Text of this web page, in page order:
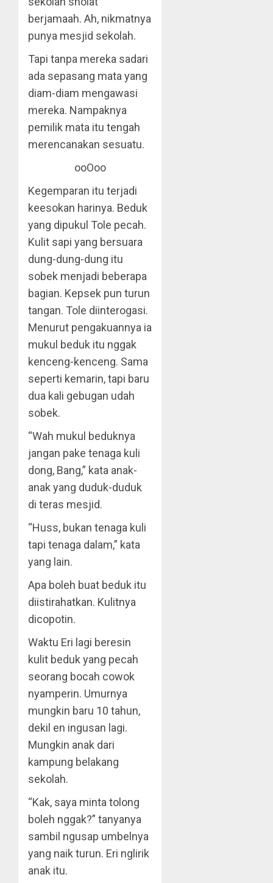
berjamaah. Ah, nikmatnya
punya mesjid sekolah.
Tapi tanpa mereka sadari
ada sepasang mata yang
diam-diam mengawasi
mereka. Nampaknya
pemilik mata itu tengah
merencanakan sesuatu.
ooOoo
Kegemparan itu terjadi
keesokan harinya. Beduk
yang dipukul Tole pecah.
Kulit sapi yang bersuara
dung-dung-dung itu
sobek menjadi beberapa
bagian. Kepsek pun turun
tangan. Tole diinterogasi.
Menurut pengakuannya ia
mukul beduk itu nggak
kenceng-kenceng. Sama
seperti kemarin, tapi baru
dua kali gebugan udah
sobek.
“Wah mukul beduknya
jangan pake tenaga kuli
dong, Bang,” kata anak-
anak yang duduk-duduk
di teras mesjid.
“Huss, bukan tenaga kuli
tapi tenaga dalam,” kata
yang lain.
Apa boleh buat beduk itu
diistirahatkan. Kulitnya
dicopotin.
Waktu Eri lagi beresin
kulit beduk yang pecah
seorang bocah cowok
nyamperin. Umurnya
mungkin baru 10 tahun,
dekil en ingusan lagi.
Mungkin anak dari
kampung belakang
sekolah.
“Kak, saya minta tolong
boleh nggak?” tanyanya
sambil ngusap umbelnya
yang naik turun. Eri nglirik
anak itu.